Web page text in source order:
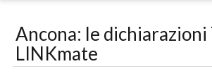
Ancona: le
LINKmate